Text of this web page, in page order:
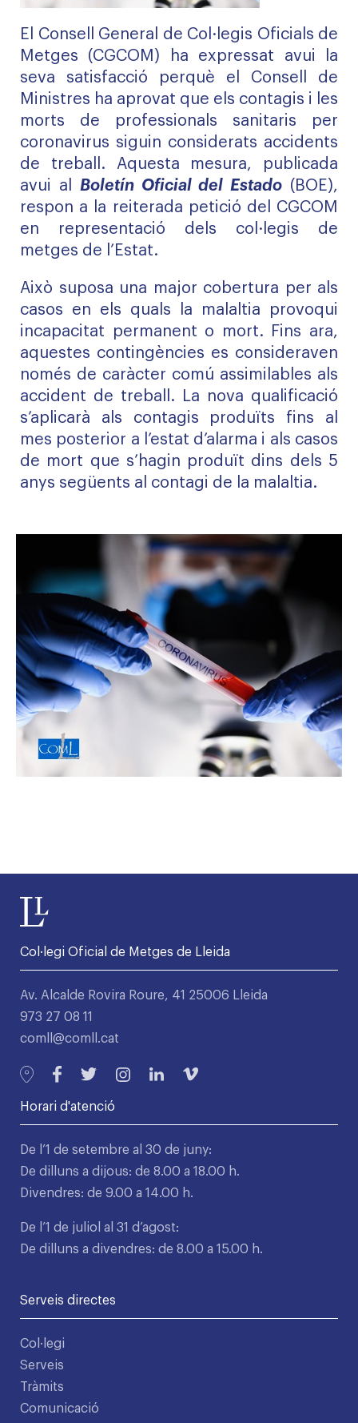
El Consell General de Col·legis Oficials de
Metges (CGCOM) ha expressat avui la
seva satisfacció perquè el Consell de
Ministres ha aprovat que els contagis i les
morts de professionals sanitaris per
coronavirus siguin considerats accidents
de treball. Aquesta mesura, publicada
avui al Boletín Oficial del Estado (BOE),
respon a la reiterada petició del CGCOM
en representació dels col·legis de
metges de l’Estat.
Això suposa una major cobertura per als
casos en els quals la malaltia provoqui
incapacitat permanent o mort. Fins ara,
aquestes contingències es consideraven
només de caràcter comú assimilables als
accident de treball. La nova qualificació
s’aplicarà als contagis produïts fins al
mes posterior a l’estat d’alarma i als casos
de mort que s’hagin produït dins dels 5
anys següents al contagi de la malaltia.
Col·legi Oficial de Metges de Lleida
Av. Alcalde Rovira Roure, 41 25006 Lleida
973 27 08 11
comll@comll.cat
Horari d'atenció
De l’1 de setembre al 30 de juny:
De dilluns a dijous: de 8.00 a 18.00 h.
Divendres: de 9.00 a 14.00 h.
De l’1 de juliol al 31 d’agost:
De dilluns a divendres: de 8.00 a 15.00 h.
Serveis directes
Col·legi
Serveis
Tràmits
Comunicació